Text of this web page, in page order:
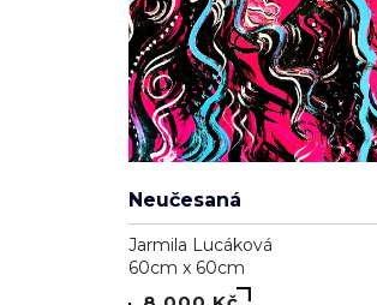
Neučesaná
Jarmila Lucáková
60cm x 60cm